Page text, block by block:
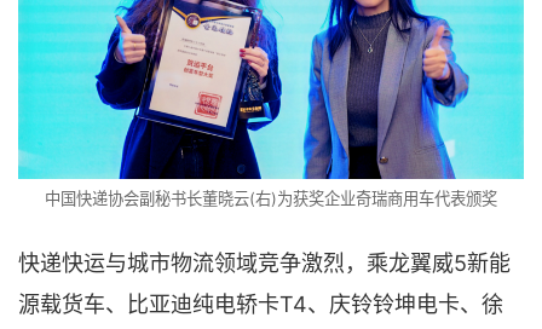
中国快递协会副秘书长董晓云(右)为获奖企业奇瑞商用车代表颁奖
快递快运与城市物流领域竞争激烈，乘龙翼威5新能
源载货车、比亚迪纯电轿卡T4、庆铃铃坤电卡、徐